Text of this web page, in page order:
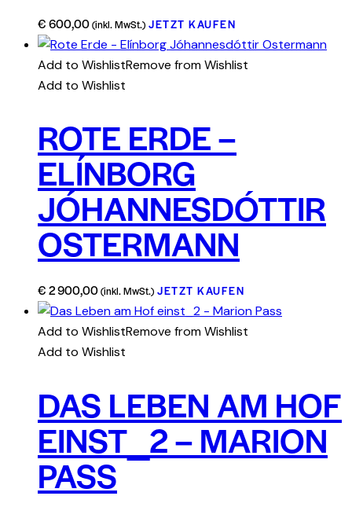
€600,00(inkl. MwSt.) JETZT KAUFEN
Add to WishlistRemove from Wishlist
Add to Wishlist
ROTE ERDE –
ELÍNBORG
JÓHANNESDÓTTIR
OSTERMANN
€2 900,00(inkl. MwSt.) JETZT KAUFEN
Add to WishlistRemove from Wishlist
Add to Wishlist
DAS LEBEN AM HOF
EINST_2 – MARION
PASS